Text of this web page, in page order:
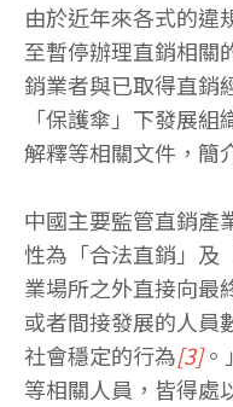
由於近年來各式的違
至暫停辦理直銷相關
銷業者與已取得直銷
「保護傘」下發展
解釋等相關文件，簡
中國主要監管直銷產
性為「合法直銷」及
業場所之外直接向最
或者間接發展的人員
社會穩定的行為[3]。
等相關人員，皆得處